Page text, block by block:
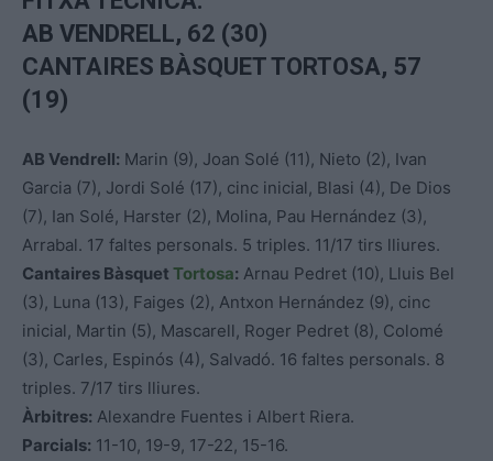
AB VENDRELL, 62 (30)
CANTAIRES BÀSQUET TORTOSA, 57
(19)
AB Vendrell: Marin (9), Joan Solé (11), Nieto (2), Ivan
Garcia (7), Jordi Solé (17), cinc inicial, Blasi (4), De Dios
(7), Ian Solé, Harster (2), Molina, Pau Hernández (3),
Arrabal. 17 faltes personals. 5 triples. 11/17 tirs lliures.
Cantaires Bàsquet Tortosa: Arnau Pedret (10), Lluis Bel
(3), Luna (13), Faiges (2), Antxon Hernández (9), cinc
inicial, Martin (5), Mascarell, Roger Pedret (8), Colomé
(3), Carles, Espinós (4), Salvadó. 16 faltes personals. 8
triples. 7/17 tirs lliures.
Àrbitres: Alexandre Fuentes i Albert Riera.
Parcials: 11-10, 19-9, 17-22, 15-16.